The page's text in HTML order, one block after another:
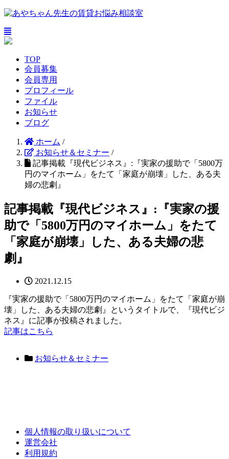
TOP
会員募集
会員専用
プロフィール
ファイル
お知らせ
ブログ
ホーム /
お知らせ＆セミナー /
記事掲載『現代ビジネス』:『実家の援助で「5800万
円のマイホーム」をたて「家庭が崩壊」した、ある夫
婦の悲劇』
記事掲載『現代ビジネス』:『実家の援
助で「5800万円のマイホーム」をたて
「家庭が崩壊」した、ある夫婦の悲
劇』
2021.12.15
『実家の援助で「5800万円のマイホーム」をたて「家庭が崩
壊」した、ある夫婦の悲劇』というタイトルで、『現代ビジ
ネス』に記事が投稿されました。
記事はこちら
お知らせ＆セミナー
個人情報の取り扱いについて
運営会社
利用規約